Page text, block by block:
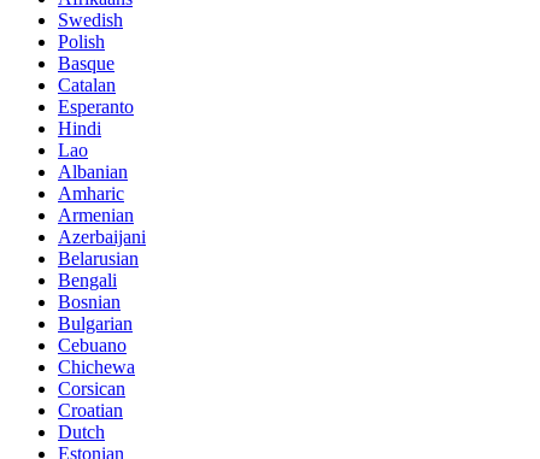
Swedish
Polish
Basque
Catalan
Esperanto
Hindi
Lao
Albanian
Amharic
Armenian
Azerbaijani
Belarusian
Bengali
Bosnian
Bulgarian
Cebuano
Chichewa
Corsican
Croatian
Dutch
Estonian